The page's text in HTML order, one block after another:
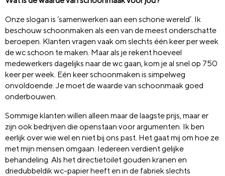
Onze slogan is ‘samenwerken aan een schone wereld’. Ik
beschouw schoonmaken als een van de meest onderschatte
beroepen. Klanten vragen vaak om slechts één keer per week
de wc schoon te maken. Maar als je rekent hoeveel
medewerkers dagelijks naar de wc gaan, kom je al snel op 750
keer per week. Eén keer schoonmaken is simpelweg
onvoldoende. Je moet de waarde van schoonmaak goed
onderbouwen.
Sommige klanten willen alleen maar de laagste prijs, maar er
zijn ook bedrijven die openstaan voor argumenten. Ik ben
eerlijk over wie wel en niet bij ons past. Het gaat mij om hoe ze
met mijn mensen omgaan. Iedereen verdient gelijke
behandeling. Als het directietoilet gouden kranen en
driedubbeldik wc-papier heeft en in de fabriek slechts